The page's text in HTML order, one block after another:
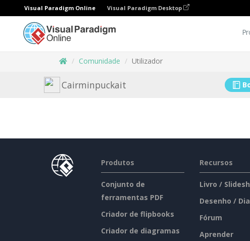
Visual Paradigm Online Visual Paradigm Desktop
Comunidade Utilizador
Cairminpuckait
Produtos
Conjunto de
ferramentas PDF
Criador de flipbooks
Criador de diagramas
Recursos
Livro /
Desenho /
Fórum
Aprender